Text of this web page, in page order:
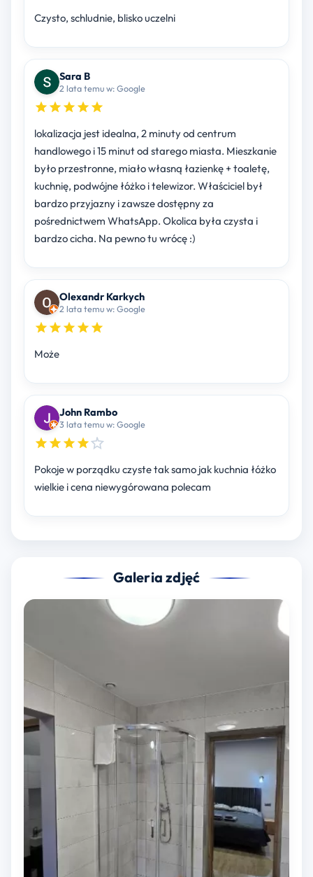
Czysto, schludnie, blisko uczelni
Sara B
2 lata temu w: Google
lokalizacja jest idealna, 2 minuty od centrum
handlowego i 15 minut od starego miasta. Mieszkanie
było przestronne, miało własną łazienkę + toaletę,
kuchnię, podwójne łóżko i telewizor. Właściciel był
bardzo przyjazny i zawsze dostępny za
pośrednictwem WhatsApp. Okolica była czysta i
bardzo cicha. Na pewno tu wrócę :)
Olexandr Karkych
2 lata temu w: Google
Może
John Rambo
3 lata temu w: Google
Pokoje w porządku czyste tak samo jak kuchnia łóżko
wielkie i cena niewygórowana polecam
Galeria zdjęć